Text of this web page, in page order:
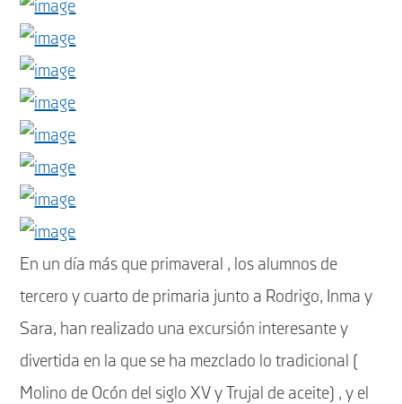
En un día más que primaveral , los alumnos de
tercero y cuarto de primaria junto a Rodrigo, Inma y
Sara, han realizado una excursión interesante y
divertida en la que se ha mezclado lo tradicional (
Molino de Ocón del siglo XV y Trujal de aceite) , y el